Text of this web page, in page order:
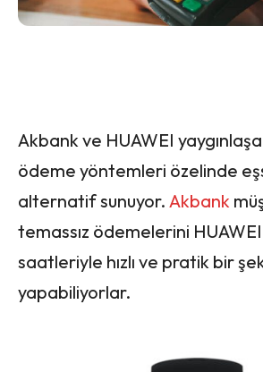
Akbank ve HUAWEI
ödeme yöntemleri özelinde
alternatif sunuyor. Akbank
temassız ödemelerini HUAWEI
saatleriyle hızlı ve pratik bir
yapabiliyorlar.